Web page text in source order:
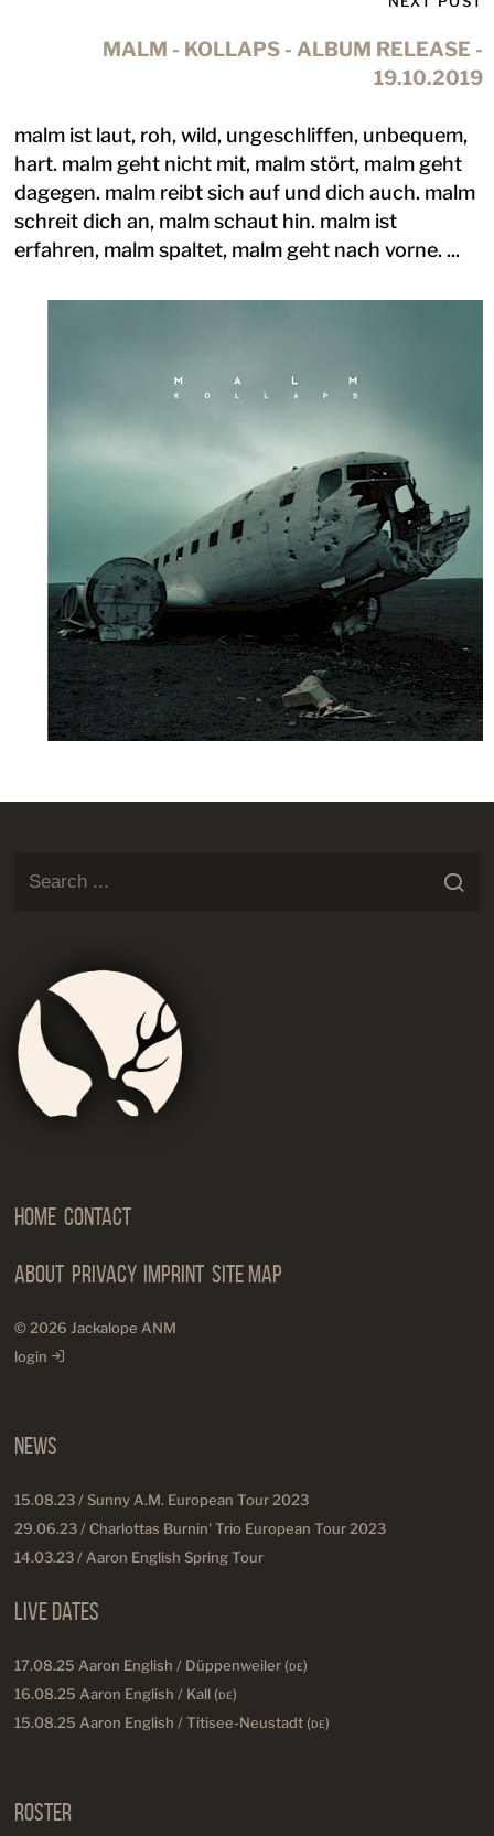
MALM - KOLLAPS - ALBUM RELEASE -
19.10.2019
malm ist laut, roh, wild, ungeschliffen, unbequem,
hart. malm geht nicht mit, malm stört, malm geht
dagegen. malm reibt sich auf und dich auch. malm
schreit dich an, malm schaut hin. malm ist
erfahren, malm spaltet, malm geht nach vorne. ...
Home Contact
About Privacy Imprint Site Map
© 2026 Jackalope ANM
login
News
15.08.23 / Sunny A.M. European Tour 2023
29.06.23 / Charlottas Burnin' Trio European Tour 2023
14.03.23 / Aaron English Spring Tour
Live Dates
17.08.25 Aaron English / Düppenweiler (DE)
16.08.25 Aaron English / Kall (DE)
15.08.25 Aaron English / Titisee-Neustadt (DE)
Roster